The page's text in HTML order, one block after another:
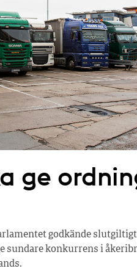
ge
godkände slutgiltigt
sundare konkurrens i